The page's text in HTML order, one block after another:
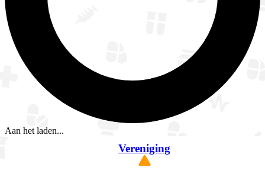
Aan het laden...
Vereniging